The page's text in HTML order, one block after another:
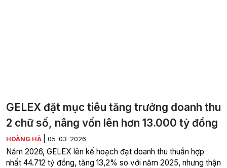
GELEX đặt mục tiêu tăng trưởng doanh thu
2 chữ số, nâng vốn lên hơn 13.000 tỷ đồng
HOÀNG HÀ 05-03-2026
Năm 2026, GELEX lên kế hoạch đạt doanh thu thuần hợp
nhất 44.712 tỷ đồng, tăng 13,2% so với năm 2025, nhưng thận